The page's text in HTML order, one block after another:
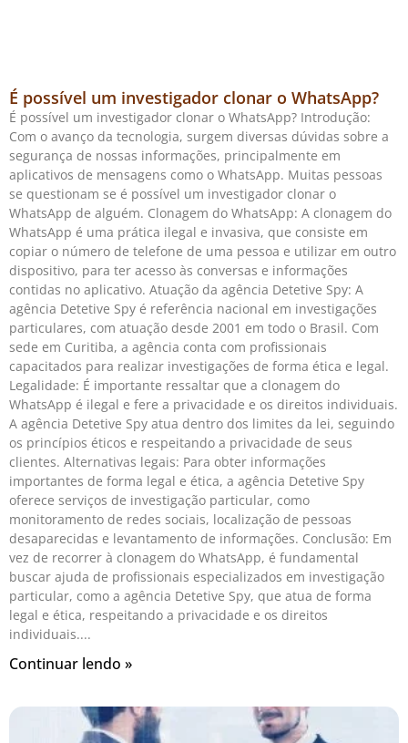
É possível um investigador clonar o WhatsApp?
É possível um investigador clonar o WhatsApp? Introdução:
Com o avanço da tecnologia, surgem diversas dúvidas sobre a
segurança de nossas informações, principalmente em
aplicativos de mensagens como o WhatsApp. Muitas pessoas
se questionam se é possível um investigador clonar o
WhatsApp de alguém. Clonagem do WhatsApp: A clonagem do
WhatsApp é uma prática ilegal e invasiva, que consiste em
copiar o número de telefone de uma pessoa e utilizar em outro
dispositivo, para ter acesso às conversas e informações
contidas no aplicativo. Atuação da agência Detetive Spy: A
agência Detetive Spy é referência nacional em investigações
particulares, com atuação desde 2001 em todo o Brasil. Com
sede em Curitiba, a agência conta com profissionais
capacitados para realizar investigações de forma ética e legal.
Legalidade: É importante ressaltar que a clonagem do
WhatsApp é ilegal e fere a privacidade e os direitos individuais.
A agência Detetive Spy atua dentro dos limites da lei, seguindo
os princípios éticos e respeitando a privacidade de seus
clientes. Alternativas legais: Para obter informações
importantes de forma legal e ética, a agência Detetive Spy
oferece serviços de investigação particular, como
monitoramento de redes sociais, localização de pessoas
desaparecidas e levantamento de informações. Conclusão: Em
vez de recorrer à clonagem do WhatsApp, é fundamental
buscar ajuda de profissionais especializados em investigação
particular, como a agência Detetive Spy, que atua de forma
legal e ética, respeitando a privacidade e os direitos
individuais.
Continuar lendo »